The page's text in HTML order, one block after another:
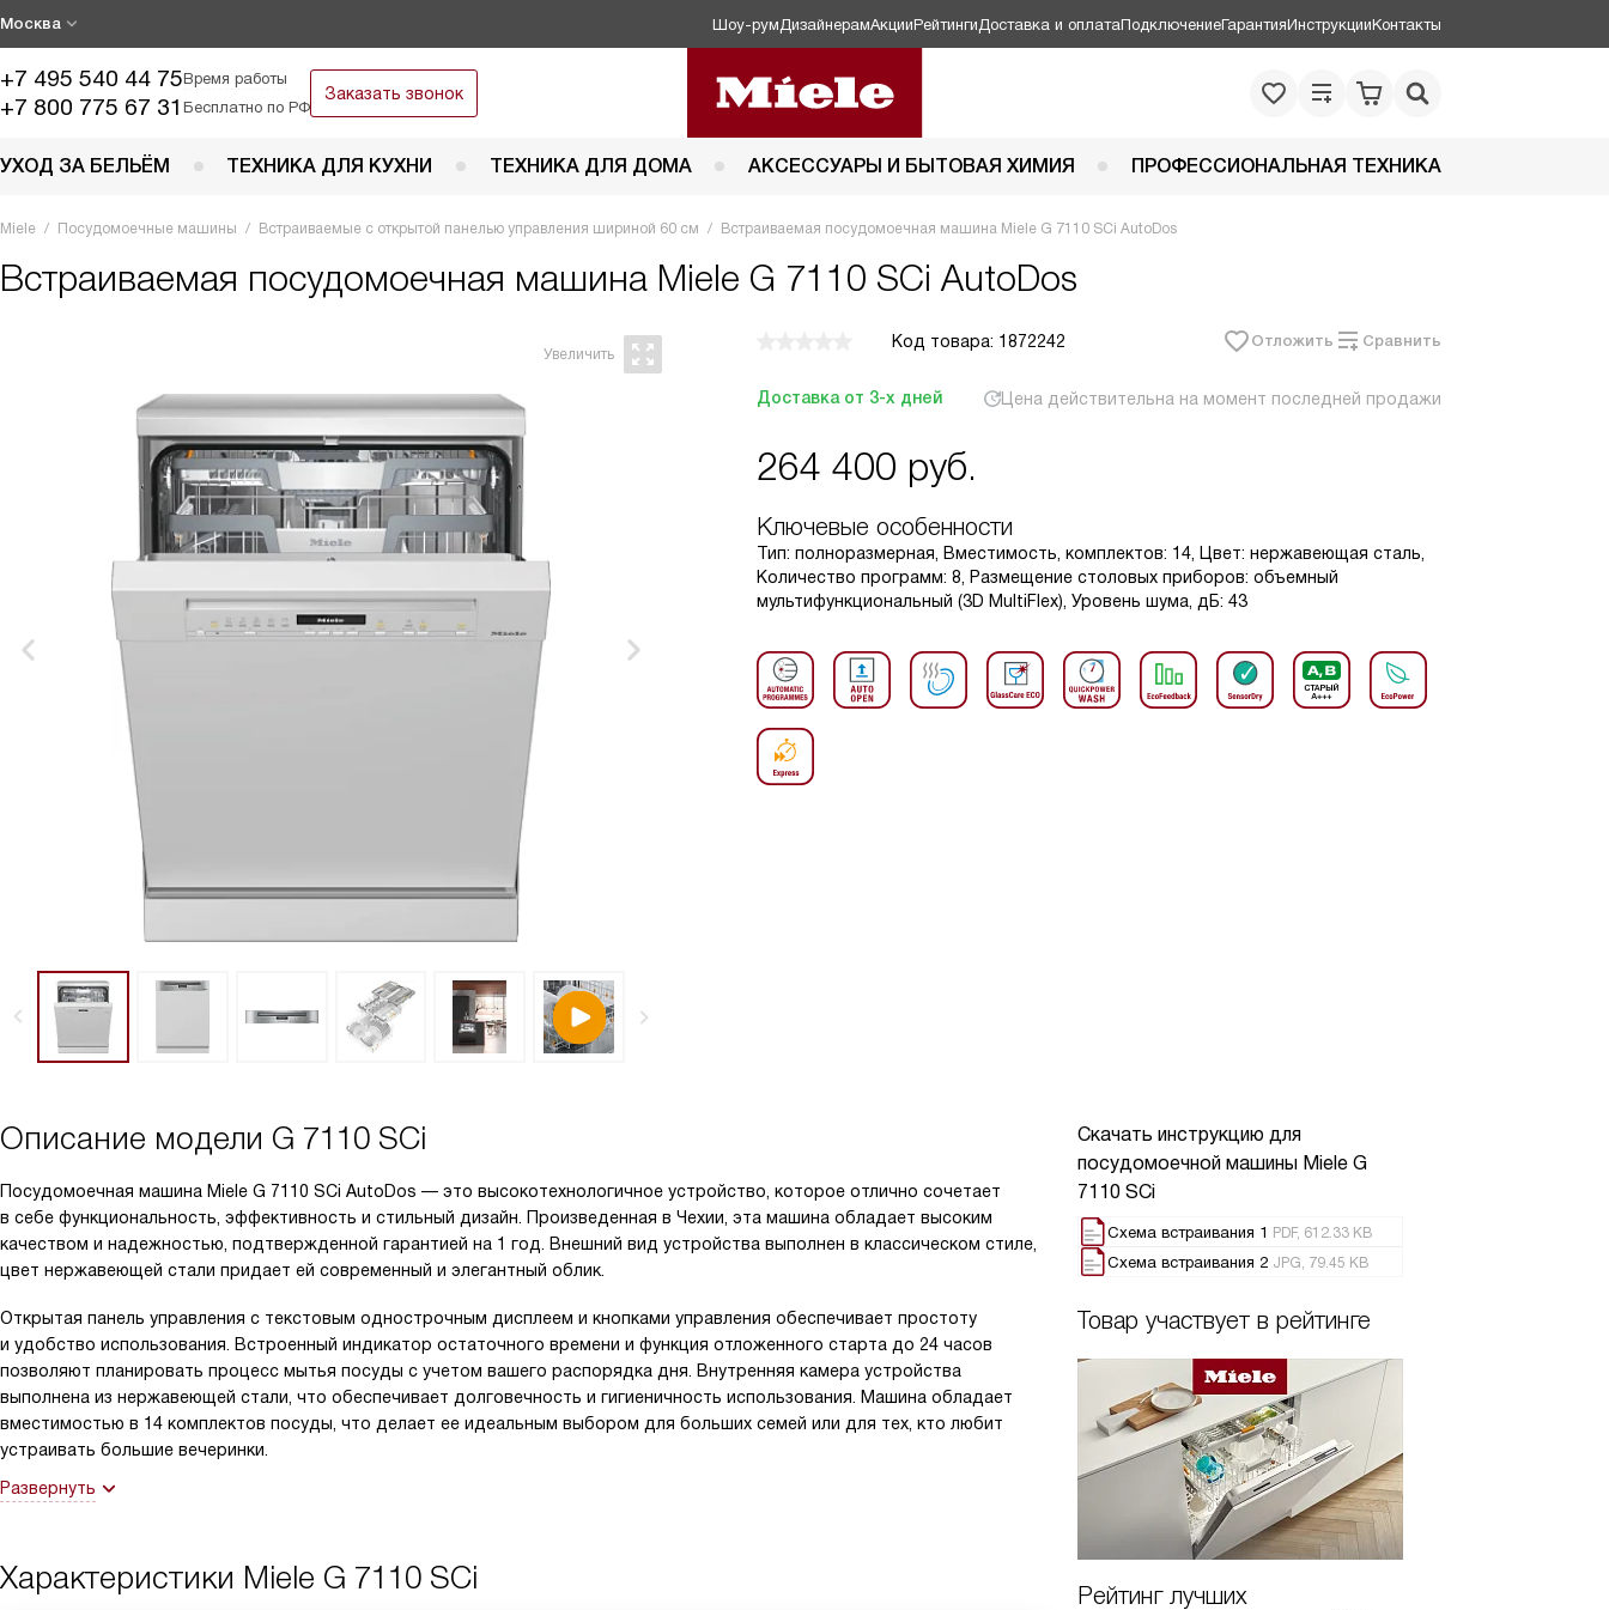
Москва Шоу-рум ДизайнерамАкцииРейтинги Доставка и оплатаПодключениеГарантияИнструкцииКонтакты
+7 495 540 44 75Время работы
+7 800 775 67 31 Бесплатно по РФ
Заказать звонок
УХОД ЗА БЕЛЬЁМ ТЕХНИКА ДЛЯ КУХНИ ТЕХНИКА ДЛЯ ДОМА АКСЕССУАРЫ И БЫТОВАЯ ХИМИЯ ПРОФЕССИОНАЛЬНАЯ ТЕХНИКА
Miele Посудомоечные машины Встраиваемые с открытой панелью управления шириной 60 см Встраиваемая посудомоечная машина Miele G 7110 SCi AutoDos
Встраиваемая посудомоечная машина Miele G 7110 SCi AutoDos
Код товара: 1872242 Отложить Сравнить
Доставка от 3-х дней Цена действительна на момент последней продажи
264 400 руб.
Ключевые особенности
Тип: полноразмерная, Вместимость, комплектов: 14, Цвет: нержавеющая сталь,
Количество программ: 8, Размещение столовых приборов: объемный
мультифункциональный (3D MultiFlex), Уровень шума, дБ: 43
Скачать инструкцию для
посудомоечной машины Miele G
7110 SCi
Схема встраивания 1 PDF, 612.33 KB
Схема встраивания 2 JPG, 79.45 KB
Товар участвует в рейтинге
Рейтинг лучших
Описание модели G 7110 SCi
Посудомоечная машина Miele G 7110 SCi AutoDos — это высокотехнологичное устройство, которое отлично сочетает
в себе функциональность, эффективность и стильный дизайн. Произведенная в Чехии, эта машина обладает высоким
качеством и надежностью, подтвержденной гарантией на 1 год. Внешний вид устройства выполнен в классическом стиле,
цвет нержавеющей стали придает ей современный и элегантный облик.
Открытая панель управления с текстовым однострочным дисплеем и кнопками управления обеспечивает простоту
и удобство использования. Встроенный индикатор остаточного времени и функция отложенного старта до 24 часов
позволяют планировать процесс мытья посуды с учетом вашего распорядка дня. Внутренняя камера устройства
выполнена из нержавеющей стали, что обеспечивает долговечность и гигиеничность использования. Машина обладает
вместимостью в 14 комплектов посуды, что делает ее идеальным выбором для больших семей или для тех, кто любит
устраивать большие вечеринки.
Развернуть
Характеристики Miele G 7110 SCi